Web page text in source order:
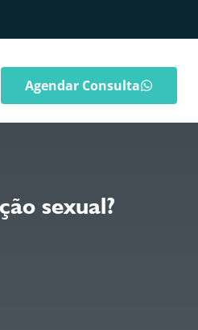
Agendar Consulta
sexual?